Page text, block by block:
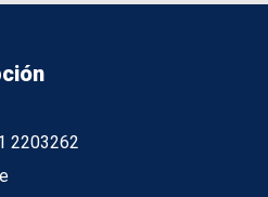
2203262